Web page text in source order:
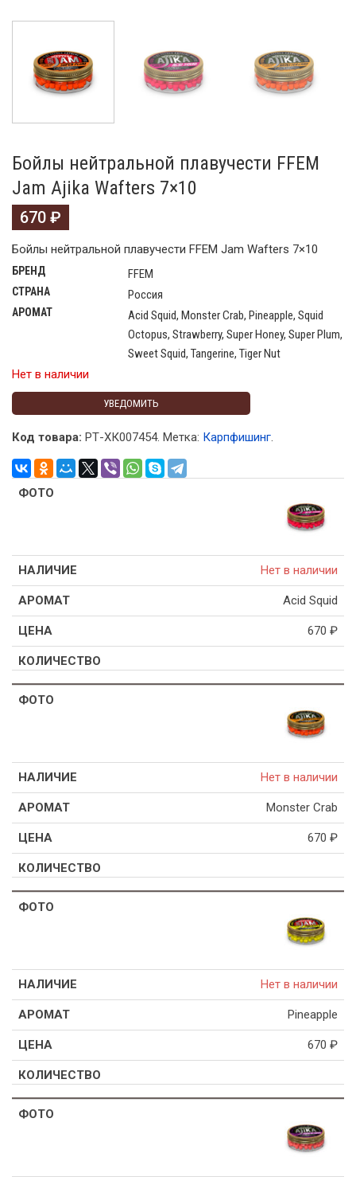
Бойлы нейтральной плавучести FFEM
Jam Ajika Wafters 7×10
670 ₽
Бойлы нейтральной плавучести FFEM Jam Wafters 7×10
БРЕНД FFEM
СТРАНА Россия
АРОМАТ
Acid Squid, Monster Crab, Pineapple, Squid
Octopus, Strawberry, Super Honey, Super Plum,
Sweet Squid, Tangerine, Tiger Nut
Нет в наличии
УВЕДОМИТЬ
Код товара: РТ-ХК007454. Метка: Карпфишинг.
Нет в наличии
Acid Squid
670 ₽
Нет в наличии
Monster Crab
670 ₽
Нет в наличии
Pineapple
670 ₽